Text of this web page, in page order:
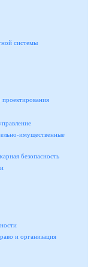
системы
проектирования
имущественные
безопасность
и организация